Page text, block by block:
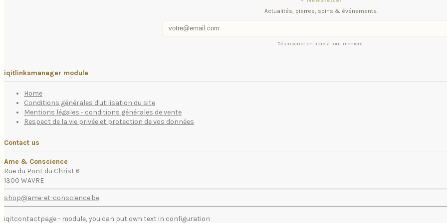
Actualités, pierres, soins & événements.
Désinscription libre à tout moment.
iqitlinksmanager module
Home
Conditions générales d'utilisation du site
Mentions légales - conditions générales de vente
Respect de la vie privée et protection de vos données
Contact us
Ame & Conscience
Rue du Pont du Christ 6
1300 WAVRE
shop@ame-et-conscience.be
iqitcontactpage - module, you can put own text in configuration